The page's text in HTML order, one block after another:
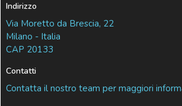
Indirizzo
Via Moretto da Brescia, 22
Milano - Italia
CAP 20133
Contatti
Contatta il nostro team per maggiori